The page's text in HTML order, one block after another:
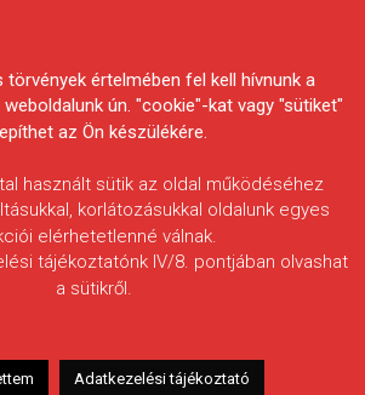
Szövetsége
1 kg (becsült) / 80 cm
törvények értelmében fel kell hívnunk a
ún. "cookie"-kat vagy "sütiket"
az Ön készülékére.
használt sütik az oldal működéséhez
korlátozásukkal oldalunk egyes
elérhetetlenné válnak.
tájékoztatónk IV/8. pontjában olvashat
a sütikről.
Adatkezelési tájékoztató